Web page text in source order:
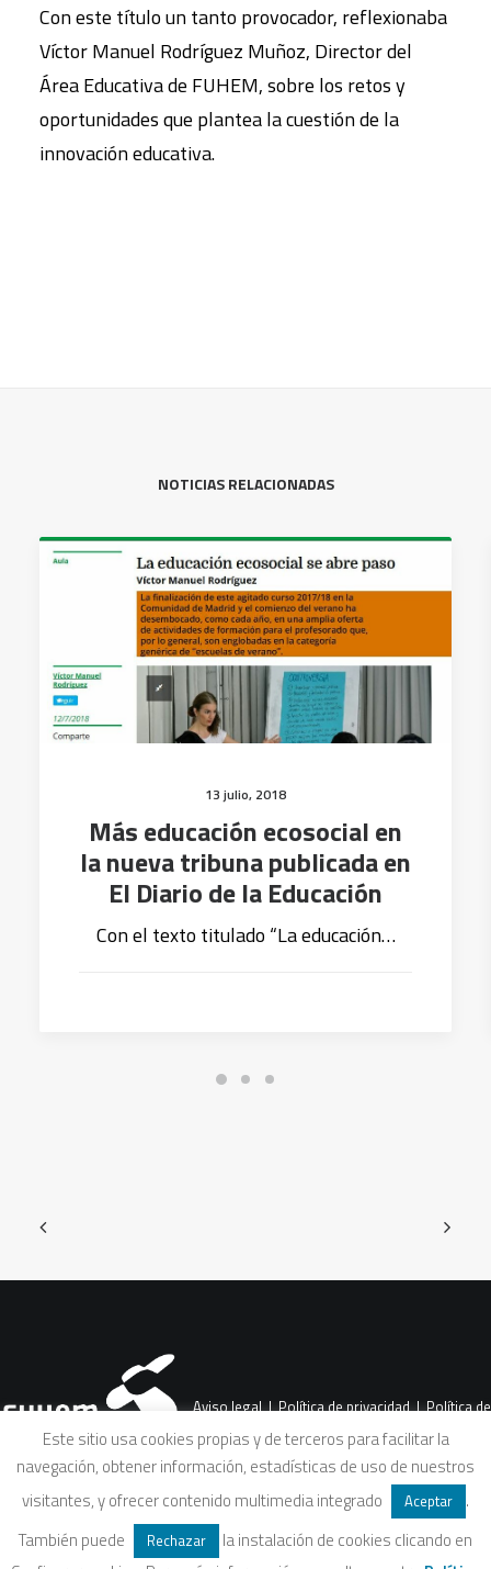
Con este título un tanto provocador, reflexionaba
Víctor Manuel Rodríguez Muñoz, Director del
Área Educativa de FUHEM, sobre los retos y
oportunidades que plantea la cuestión de la
innovación educativa.
NOTICIAS RELACIONADAS
13 julio, 2018
Más educación ecosocial en
la nueva tribuna publicada en
El Diario de la Educación
Con el texto titulado “La educación…
Aviso legal|Política de privacidad|Política de
Este sitio usa cookies propias y de terceros para facilitar la
navegación, obtener información, estadísticas de uso de nuestros
visitantes, y ofrecer contenido multimedia integrado
Aceptar
.
También puede
Rechazar
la instalación de cookies clicando en